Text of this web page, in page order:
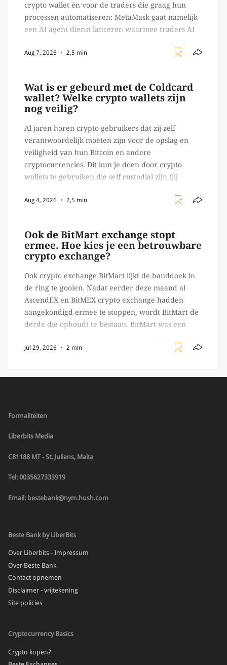
crypto wallet én voor de traders die graag hun
processen automatiseren: MetaMask gaat namelijk
een AI agent dienst lanceren waarmee traders AI
verrichten, zoals het daadwerkelijk uitvoeren van
Aug 7, 2026 2,5 min
Wat is er gebeurd met de Coldcard
wallet? Welke crypto wallets zijn
nog veilig?
Al jaren horen crypto gebruikers dat zij zelf
verantwoordelijk moeten zijn voor de opslag en
veiligheid van hun Bitcoin en andere
cryptocurrencies. Dit kun je doen door crypto
wallets te gebruiken die self custodial zijn (jij
Ledger of Trezor bijvoorbeeld. Echter, op 29 juli
Aug 4, 2026 2,5 min
Ook de BitMart exchange stopt
ermee. Hoe kies je een betrouwbare
crypto exchange?
Ook crypto exchange BitMart lijkt de handdoek in
de ring te gooien. Nadat eerder deze maand al
AscendEX en BitMEX crypto exchange hadden
aangekondigd ermee te stoppen, wordt BitMart de
derde die ophoudt te bestaan. BitMart was een
crypto handelaren terecht konden om te handelen
Jul 29, 2026 2 min
Formaliteiten
Liberbits Media
C81188 MT - St. Julians, Malta
Tel: 0035627333919
Email: bestebank@nym.hush.com
Beste Bank by LiberBits
Over Liberbits - Impressum
Over Beste Bank
Contact opnemen
Disclaimer - vrijtekening
Site policies
Cryptocurrency Basics
Crypto kopen?